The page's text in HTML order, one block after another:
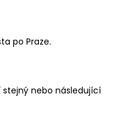
po Praze.
stejný nebo následující